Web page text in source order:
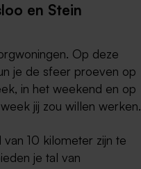
en Stein
Op deze
je de sfeer proeven op
in het weekend en op
jij zou willen werken.
10 kilometer zijn te
je tal van